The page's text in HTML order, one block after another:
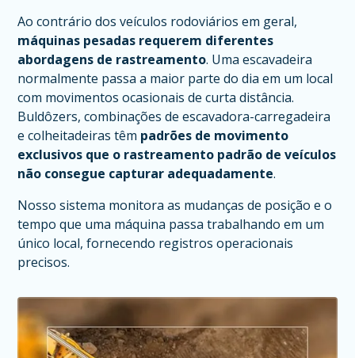
Ao contrário dos veículos rodoviários em geral,
máquinas pesadas requerem diferentes
abordagens de rastreamento. Uma escavadeira
normalmente passa a maior parte do dia em um local
com movimentos ocasionais de curta distância.
Buldôzers, combinações de escavadora-carregadeira
e colheitadeiras têm padrões de movimento
exclusivos que o rastreamento padrão de veículos
não consegue capturar adequadamente.
Nosso sistema monitora as mudanças de posição e o
tempo que uma máquina passa trabalhando em um
único local, fornecendo registros operacionais
precisos.